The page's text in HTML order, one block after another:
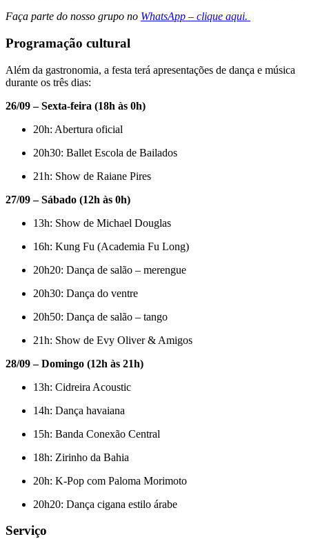
Faça parte do nosso grupo no WhatsApp – clique aqui.
Programação cultural
Além da gastronomia, a festa terá apresentações de dança e música
durante os três dias:
26/09 – Sexta-feira (18h às 0h)
20h: Abertura oficial
20h30: Ballet Escola de Bailados
21h: Show de Raiane Pires
27/09 – Sábado (12h às 0h)
13h: Show de Michael Douglas
16h: Kung Fu (Academia Fu Long)
20h20: Dança de salão – merengue
20h30: Dança do ventre
20h50: Dança de salão – tango
21h: Show de Evy Oliver & Amigos
28/09 – Domingo (12h às 21h)
13h: Cidreira Acoustic
14h: Dança havaiana
15h: Banda Conexão Central
18h: Zirinho da Bahia
20h: K-Pop com Paloma Morimoto
20h20: Dança cigana estilo árabe
Serviço